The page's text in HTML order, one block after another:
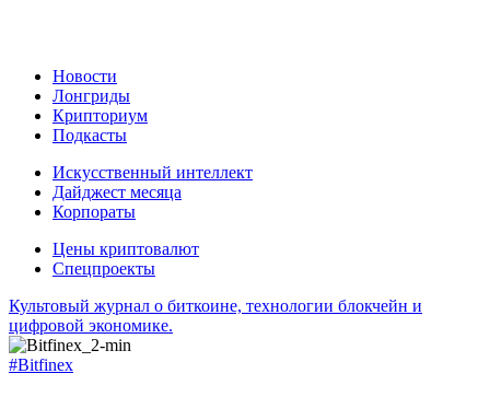
Новости
Лонгриды
Крипториум
Подкасты
Искусственный интеллект
Дайджест месяца
Корпораты
Цены криптовалют
Спецпроекты
Культовый журнал о биткоине, технологии блокчейн и
цифровой экономике.
#Bitfinex